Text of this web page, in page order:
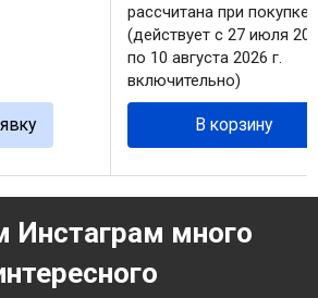
рассчитана при покупке
(действует с 27 июля
по 10 августа 2026 г.
включительно)
В корзину
Инстаграм много